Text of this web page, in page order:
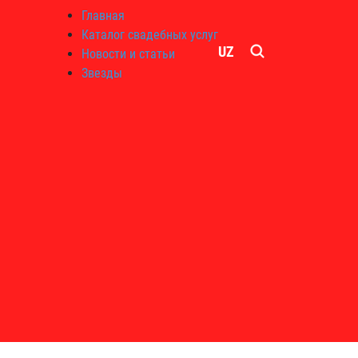
Главная
Каталог свадебных услуг
Новости и статьи
Звезды
UZ